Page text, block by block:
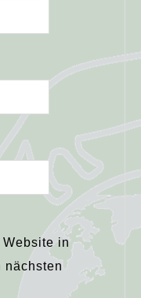
Website in
nächsten